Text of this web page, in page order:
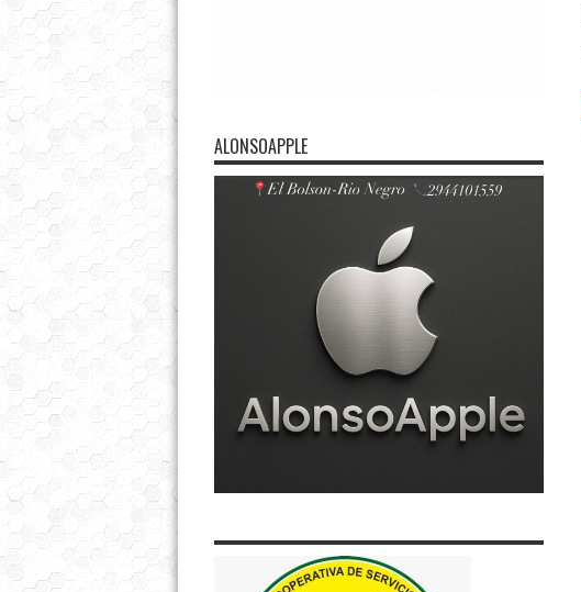
ALONSOAPPLE